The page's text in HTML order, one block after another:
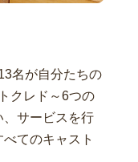
名が自分たちの
クレド～6つの
、サービスを行
てのキャスト